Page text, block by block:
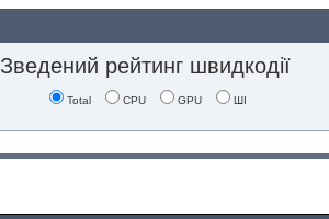
Зведений рейтинг швидкодії
Total CPU GPU ШІ